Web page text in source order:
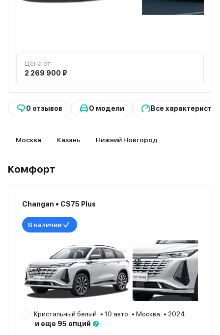
Цена от
2 269 900 ₽
0 отзывов О модели Все
Москва Казань Нижний Новгород
Комфорт
Changan • CS75 Plus
В наличии
Кристальный белый 10 авто Москва
2024
и еще 95 опций